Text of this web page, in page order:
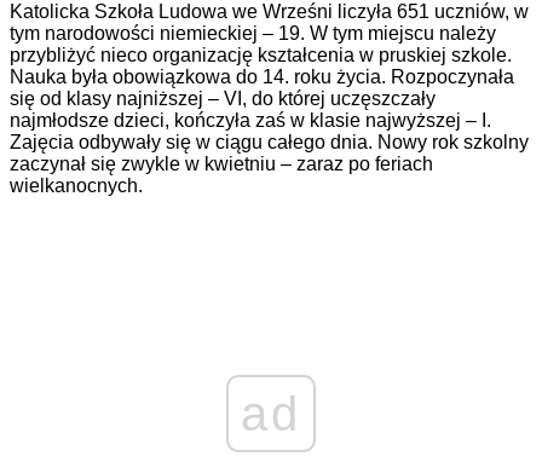
Katolicka Szkoła Ludowa we Wrześni liczyła 651 uczniów, w
tym narodowości niemieckiej – 19. W tym miejscu należy
przybliżyć nieco organizację kształcenia w pruskiej szkole.
Nauka była obowiązkowa do 14. roku życia. Rozpoczynała
się od klasy najniższej – VI, do której uczęszczały
najmłodsze dzieci, kończyła zaś w klasie najwyższej – I.
Zajęcia odbywały się w ciągu całego dnia. Nowy rok szkolny
zaczynał się zwykle w kwietniu – zaraz po feriach
wielkanocnych.
ad